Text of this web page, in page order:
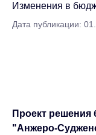
Изменения в
Дата публикации:
Проект решения
"Анжеро-